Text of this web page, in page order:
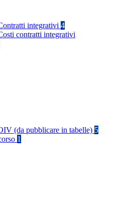
integrativi 4
contratti integrativi
(da pubblicare in tabelle) 5
1